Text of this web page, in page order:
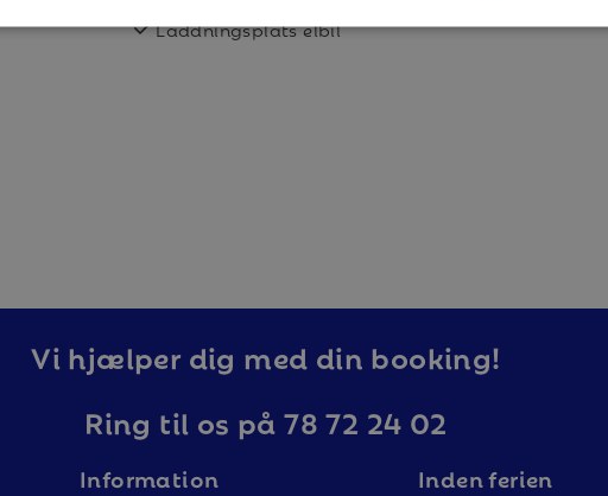
barnsäng i varje boende (täcke och
Laddningsplats elbil
Vi hjælper dig med din booking!
Ring til os på 78 72 24 02
Information Inden ferien